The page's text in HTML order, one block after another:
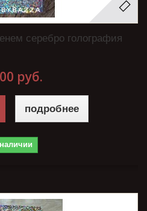
серебро голография
руб.
подробнее